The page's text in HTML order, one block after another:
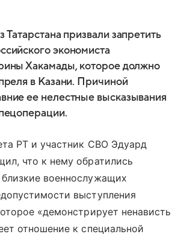
Татарстана призвали запретить
экономиста
Хакамады, которое должно
в Казани. Причиной
ее нелестные высказывания
РТ и участник СВО Эдуард
что к нему обратились
военнослужащих
выступления
«демонстрирует ненависть
отношение к специальной